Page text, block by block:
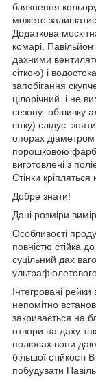
блякнення
можете
Додаткова
комарі.
дахними
сіткою) і
запобігання
цілорічний і не
сезону обшивку
сітку) слідує
опорах
порошковою
виготовлені з
Стінки кріпляться
Добре знати!
Дані розміри
Особливості
повністю стійка
суцільний дах
Інтегровані
непомітно
закривається на
отвори на даху
полюсах вони
більшої
побудувати